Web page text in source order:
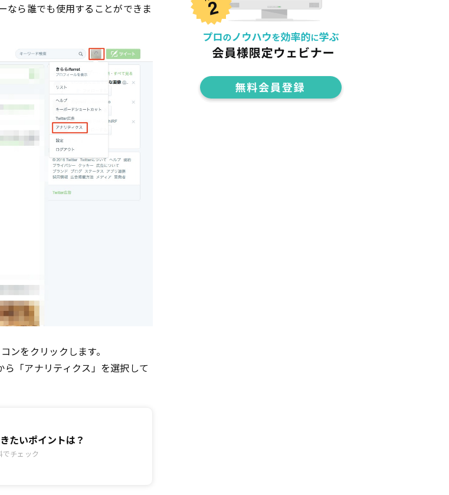
なら誰でも使用することができま
ンをクリックします。
「アナリティクス」を選択して
たいポイントは？
チェック